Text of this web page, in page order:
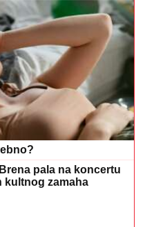
pala na koncertu
kultnog zamaha